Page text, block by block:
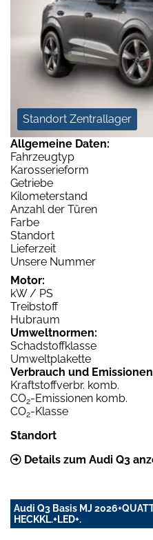
Standort Zentrallager
Allgemeine Daten:
Fahrzeugtyp
Karosserieform
Getriebe
Kilometerstand
Anzahl der Türen
Farbe
Standort
Lieferzeit
Unsere Nummer
Motor:
kW / PS
Treibstoff
Hubraum
Umweltnormen:
Schadstoffklasse
Umweltplakette
Verbrauch und
Kraftstoffverbr. komb.
CO2-Emissionen komb.
CO2-Klasse
Standort
Details zum Audi Q3
Audi Q3 Basis MJ
HECKKL.+LED+.